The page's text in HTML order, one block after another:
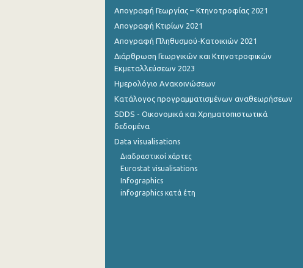
Οκτωβρίου 2022
Σεπτεμβρίου 2022
Αυγούστου 2022
Ιουλίου 2022
Ιουνίου 2022
Μαΐου 2022
Απριλίου 2022
Μαρτίου 2022
Φεβρουαρίου 2022
Απογραφή Γεωργίας – Κτηνοτροφίας 2021
Απογραφή Κτιρίων 2021
Απογραφή Πληθυσμού-Κατοικιών 2021
Διάρθρωση Γεωργικών και Κτηνοτροφικών
Εκμεταλλεύσεων 2023
Ημερολόγιο Ανακοινώσεων
Κατάλογος προγραμματισμένων αναθεωρήσεων
SDDS - Οικονομικά και Χρηματοπιστωτικά
δεδομένα
Data visualisations
Διαδραστικοί χάρτες
Eurostat visualisations
Infographics
infographics κατά έτη